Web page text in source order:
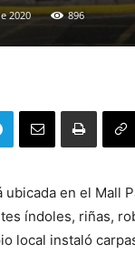
2020 896
ubicada en el Mall
índoles, riñas,
local instaló